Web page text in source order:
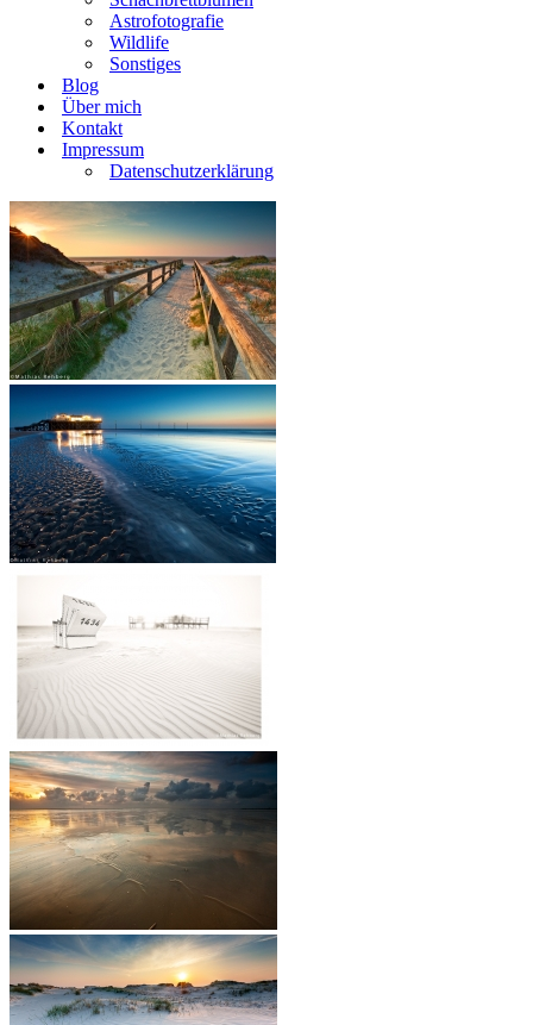
Astrofotografie
Wildlife
Sonstiges
Blog
Über mich
Kontakt
Impressum
Datenschutzerklärung